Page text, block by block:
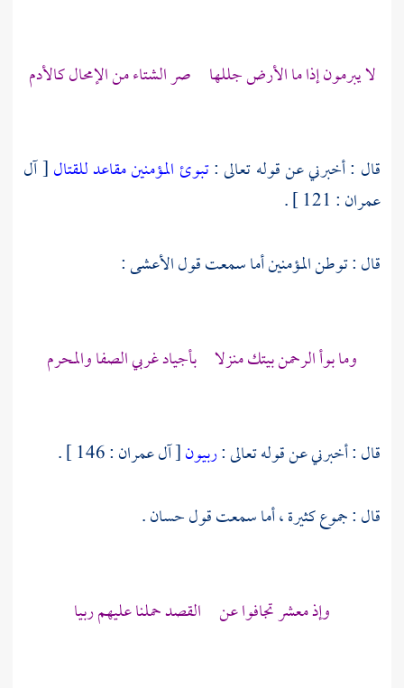
لا يبرمون إذا ما الأرض جللها صر الشتاء من الإمحال كالأدم
قال : أخبرني عن قوله تعالى :تبوئ المؤمنين مقاعد للقتال[ آل
عمران : 121 ] .
قال : توطن المؤمنين أما سمعت قولالأعشى:
وما بوأ الرحمن بيتك منزلا بأجياد غربي الصفا والمحرم
قال : أخبرني عن قوله تعالى :ربيون[ آل عمران : 146 ] .
قال : جموع كثيرة ، أما سمعت قولحسان.
وإذ معشر تجافوا عن القصد حملنا عليهم ربيا